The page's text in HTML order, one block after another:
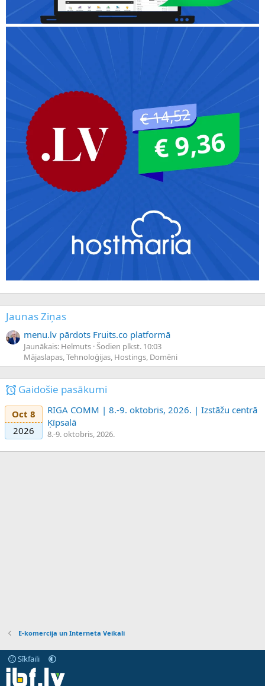
Jaunas Ziņas
menu.lv pārdots Fruits.co platformā
Jaunākais: Helmuts Šodien plkst. 10:03
Mājaslapas, Tehnoloģijas, Hostings, Domēni
Gaidošie pasākumi
Oct 8
2026
RIGA COMM | 8.-9. oktobris, 2026. | Izstāžu centrā
Ķīpsalā
8.-9. oktobris, 2026.
E-komercija un Interneta Veikali
Sīkfaili